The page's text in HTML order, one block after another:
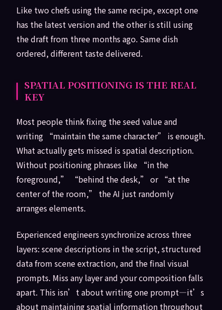
Like two chefs using the same recipe, except one
has the latest version and the other is still using
the draft from three months ago. Same dish
ordered, different taste delivered.
SPATIAL POSITIONING IS THE REAL
KEY
Most people think fixing the seed value and
writing “maintain the same character” is enough.
What actually gets missed is spatial description.
Without positioning phrases like “in the
foreground,” “behind the desk,” or “at the
center of the room,” the AI just randomly
arranges elements.
Experienced engineers synchronize across three
layers: scene descriptions in the script, structured
data from scene extraction, and the final visual
prompts. Miss any layer and your composition falls
apart. This isn’t about writing one prompt—it’s
about maintaining spatial information throughout